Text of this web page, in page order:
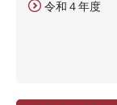
令和４年度